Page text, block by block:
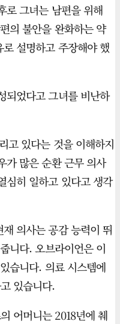
로 그녀는 남편을 위해
의 불안을 완화하는 약
설명하고 주장해야 했
되었다고 그녀를 비난하
고 있다는 것을 이해하지
가 많은 순환 근무 의사
심히 일하고 있다고 생각
의사는 공감 능력이 뛰
니다. 오브라이언은 이
습니다. 의료 시스템에
있습니다.
어머니는 2018년에 췌